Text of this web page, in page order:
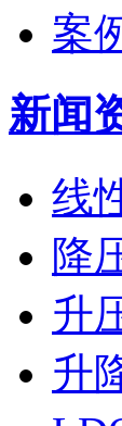
案
新闻
线
降
升
升